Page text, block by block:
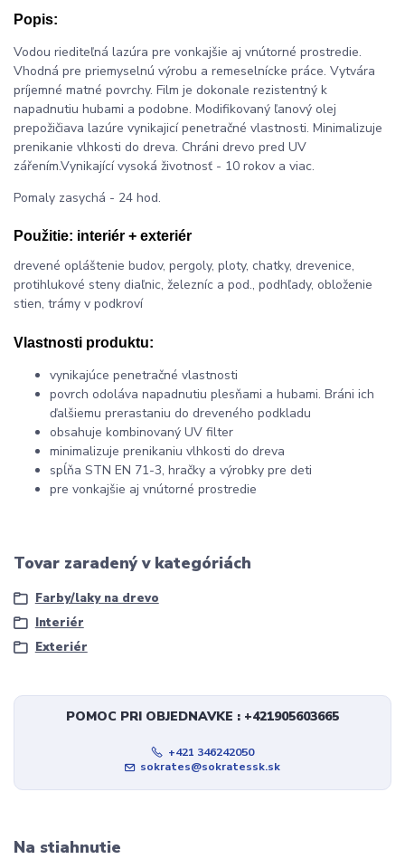
Popis:
Vodou riediteľná lazúra pre vonkajšie aj vnútorné prostredie.
Vhodná pre priemyselnú výrobu a remeselnícke práce. Vytvára
príjemné matné povrchy. Film je dokonale rezistentný k
napadnutiu hubami a podobne. Modifikovaný ľanový olej
prepožičiava lazúre vynikajicí penetračné vlastnosti. Minimalizuje
prenikanie vlhkosti do dreva. Chráni drevo pred UV
zářením.Vynikající vysoká životnosť - 10 rokov a viac.
Pomaly zasychá - 24 hod.
Použitie: interiér + exteriér
drevené opláštenie budov, pergoly, ploty, chatky, drevenice,
protihlukové steny diaľnic, železníc a pod., podhľady, obloženie
stien, trámy v podkroví
Vlastnosti produktu:
vynikajúce penetračné vlastnosti
povrch odoláva napadnutiu plesňami a hubami. Bráni ich
ďalšiemu prerastaniu do dreveného podkladu
obsahuje kombinovaný UV filter
minimalizuje prenikaniu vlhkosti do dreva
spĺňa STN EN 71-3, hračky a výrobky pre deti
pre vonkajšie aj vnútorné prostredie
Tovar zaradený v kategóriách
Farby/laky na drevo
Interiér
Exteriér
POMOC PRI OBJEDNAVKE : +421905603665
+421 346242050
sokrates@sokratessk.sk
Na stiahnutie